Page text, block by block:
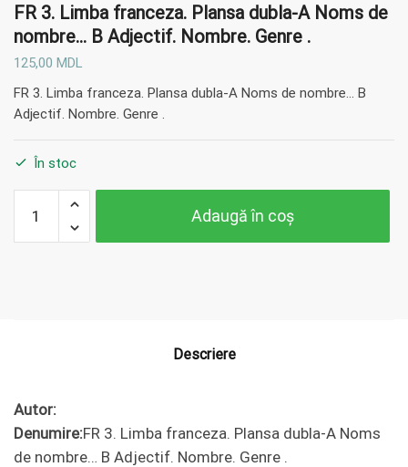
FR 3. Limba franceza. Plansa dubla-A Noms de
nombre… B Adjectif. Nombre. Genre .
125,00 MDL
FR 3. Limba franceza. Plansa dubla-A Noms de nombre… B
Adjectif. Nombre. Genre .
În stoc
FR 3.
Limba
Nombre.
Genre .
Adaugă în coș
Descriere
Autor:
Denumire:FR 3. Limba franceza. Plansa dubla-A Noms
de nombre… B Adjectif. Nombre. Genre .